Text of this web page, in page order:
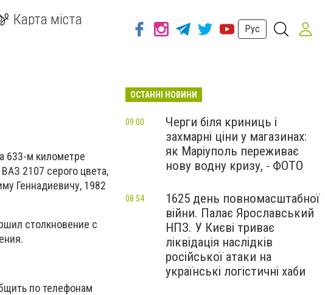
Карта міста
Рус
633-м километре
2107 серого цвета,
Геннадиевичу, 1982
столкновение с
по телефонам
ОСТАННІ НОВИНИ
Черги біля криниць і
захмарні ціни у магазинах:
як Маріуполь переживає
нову водну кризу, - ФОТО
09:00
1625 день повномасштабної
війни. Палає Ярославський
НПЗ. У Києві триває
ліквідація наслідків
російської атаки на
українські логістичні хаби
08:54